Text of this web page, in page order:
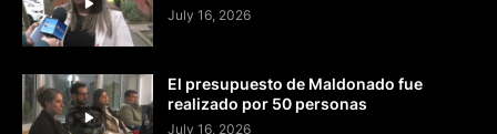
July 16, 2026
El presupuesto de Maldonado fue
realizado por 50 personas
July 16, 2026